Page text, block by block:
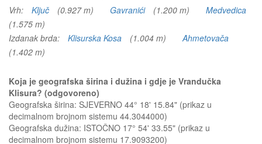
Vrh:
Ključ (0.927 m) Gavranići (1.200 m)
Medvedica
(1.575 m)
Izdanak brda:
Klisurska Kosa (1.004 m)
Ahmetovača
(1.402 m)
Koja je geografska širina i dužina i gdje je Vrandučka
Klisura? (odgovoreno)
Geografska širina: SJEVERNO 44° 18' 15.84" (prikaz u
decimalnom brojnom sistemu 44.3044000)
Geografska dužina: ISTOČNO 17° 54' 33.55" (prikaz u
decimalnom brojnom sistemu 17.9093200)